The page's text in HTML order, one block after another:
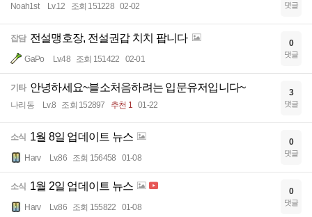
Noah1st Lv.12 조회 151228 02-02 댓글
잡담 전설맹호장, 전설권갑 치치 팝니다
GaPo Lv.48 조회 151422 02-01
0
댓글
기타 안녕하세요~블소처음하려는 입문유저입니다~
나리동 Lv.8 조회 152897 추천 1 01-22
3
댓글
소식 1월 8일 업데이트 뉴스
Harv Lv.86 조회 156458 01-08
0
댓글
소식 1월 2일 업데이트 뉴스
Harv Lv.86 조회 155822 01-08
0
댓글